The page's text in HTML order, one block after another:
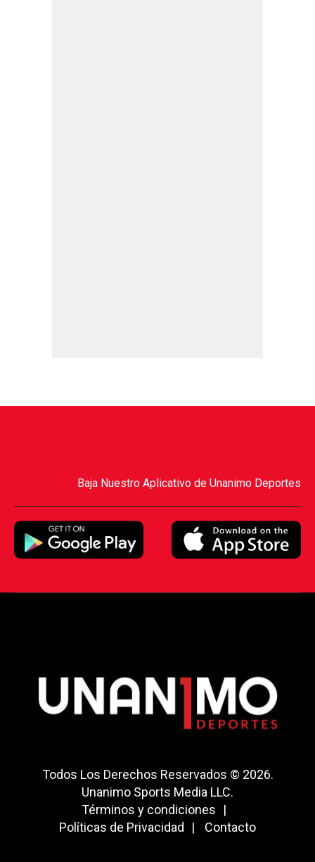
Baja Nuestro Aplicativo de Unanimo Deportes
Todos Los Derechos Reservados © 2026.
Unanimo Sports Media LLC.
Términos y condiciones
Políticas de Privacidad
Contacto